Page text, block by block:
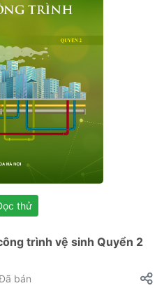
thử
trình vệ sinh Quyển 2
bán